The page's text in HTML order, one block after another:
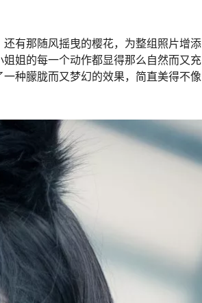
有那随风摇曳的樱花，为整组照片增添
姐的每一个动作都显得那么自然而又充
种朦胧而又梦幻的效果，简直美得不像